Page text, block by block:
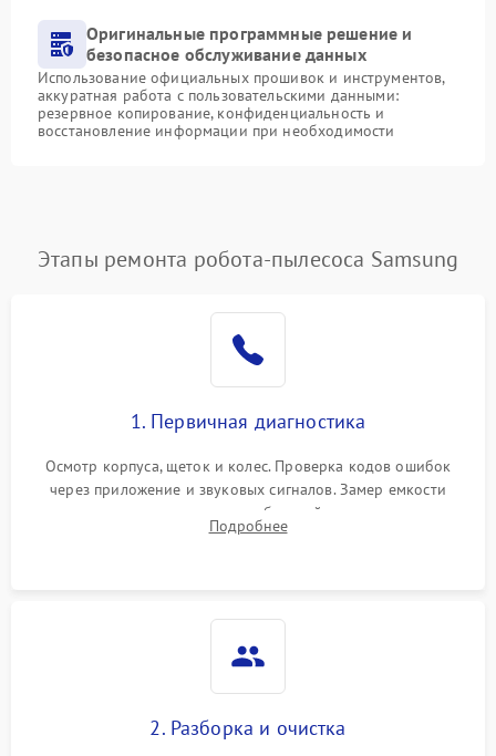
Оригинальные программные решение и
безопасное обслуживание данных
Использование официальных прошивок и инструментов,
аккуратная работа с пользовательскими данными:
резервное копирование, конфиденциальность и
восстановление информации при необходимости
Этапы ремонта робота-пылесоса Samsung
1. Первичная диагностика
Осмотр корпуса, щеток и колес. Проверка кодов ошибок
через приложение и звуковых сигналов. Замер емкости
аккумулятора и тестирование базовой станции зарядки.
Оценка работы лидара, бампера и датчиков падения для
Подробнее
2. Разборка и очистка